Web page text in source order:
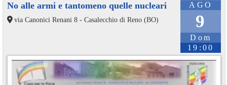
AGO
9
Dom
19:00
No alle armi e tantomeno quelle nucleari
via Canonici Renani 8 - Casalecchio di Reno (BO)